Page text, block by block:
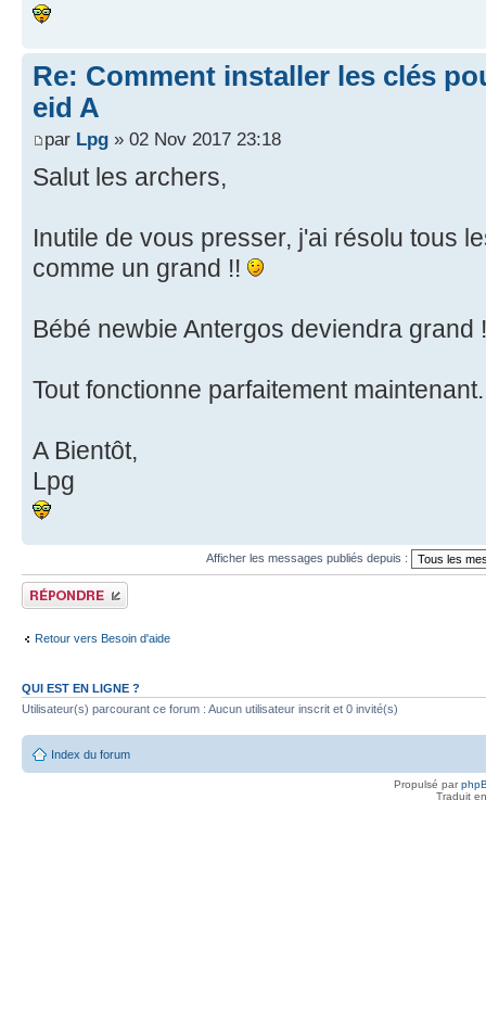
Re: Comment installer les clés
eid A
par Lpg » 02 Nov 2017 23:18
Salut les archers,
Inutile de vous presser, j'ai résolu tous
comme un grand !!
Bébé newbie Antergos deviendra grand
Tout fonctionne parfaitement
A Bientôt,
Lpg
Afficher les messages publiés depuis :
Publier une réponse
Retour vers Besoin d'aide
QUI EST EN LIGNE ?
Utilisateur(s) parcourant ce forum : Aucun utilisateur inscrit et 0 invité(s)
Index du forum
Propulsé par
Traduit